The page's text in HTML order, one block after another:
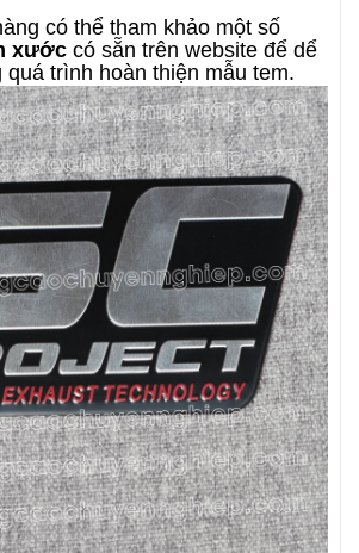
có thể tham khảo một số
xước có sẵn trên website để dể
trình hoàn thiện mẫu tem.